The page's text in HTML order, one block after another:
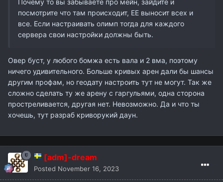
посмотрите что там происходит, ЕЕ выносит всех и
все. Если настраивать олимп тогда для каждого
сервера свои настройки должны быть.
Овер буст, у любого бомжа есть вала и 2 вма, поэтому
ничего удивительного. Больше кривых арен дали бы шансы
другим профам, но геодату настроить тут не могут. Так же
сложно сделать ту же арену с гаргульями, одна сторона
простреливается, другая нет. Невозможно. Да и что ты
хочешь, тут разраб криворукий даун.
[adm]-dream
Posted November 16, 2023